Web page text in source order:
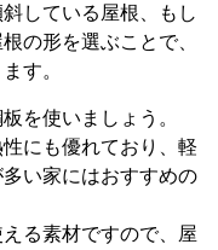
している屋根、もし
の形を選ぶことで、
す。
を使いましょう。
にも優れており、軽
い家にはおすすめの
る素材ですので、屋